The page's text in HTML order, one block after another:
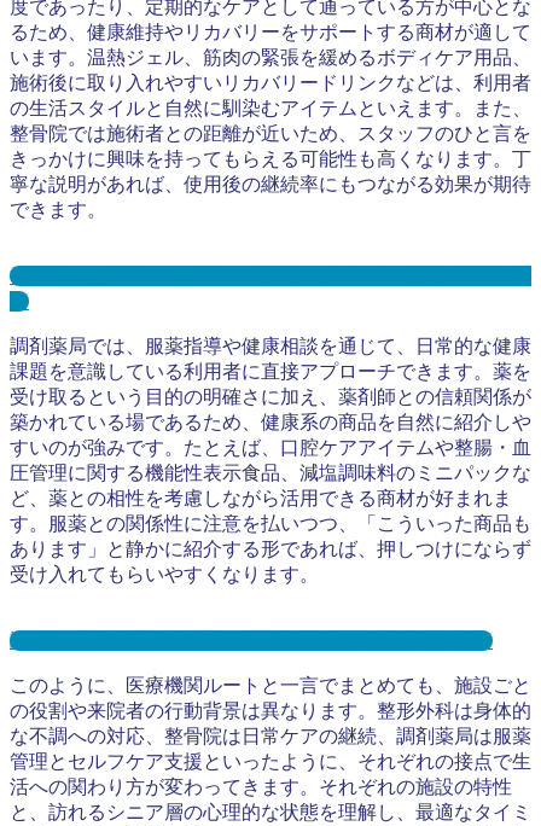
度であったり、定期的なケアとして通っている方が中心とな
るため、健康維持やリカバリーをサポートする商材が適して
います。温熱ジェル、筋肉の緊張を緩めるボディケア用品、
施術後に取り入れやすいリカバリードリンクなどは、利用者
の生活スタイルと自然に馴染むアイテムといえます。また、
整骨院では施術者との距離が近いため、スタッフのひと言を
きっかけに興味を持ってもらえる可能性も高くなります。丁
寧な説明があれば、使用後の継続率にもつながる効果が期待
できます。
接骨院・整骨院サンプリングとは？メリット３選と事例を紹
介
調剤薬局では、服薬指導や健康相談を通じて、日常的な健康
課題を意識している利用者に直接アプローチできます。薬を
受け取るという目的の明確さに加え、薬剤師との信頼関係が
築かれている場であるため、健康系の商品を自然に紹介しや
すいのが強みです。たとえば、口腔ケアアイテムや整腸・血
圧管理に関する機能性表示食品、減塩調味料のミニパックな
ど、薬との相性を考慮しながら活用できる商材が好まれま
す。服薬との関係性に注意を払いつつ、「こういった商品も
あります」と静かに紹介する形であれば、押しつけにならず
受け入れてもらいやすくなります。
調剤薬局サンプリングとは？メリット３選と事例を紹介
このように、医療機関ルートと一言でまとめても、施設ごと
の役割や来院者の行動背景は異なります。整形外科は身体的
な不調への対応、整骨院は日常ケアの継続、調剤薬局は服薬
管理とセルフケア支援といったように、それぞれの接点で生
活への関わり方が変わってきます。それぞれの施設の特性
と、訪れるシニア層の心理的な状態を理解し、最適なタイミ